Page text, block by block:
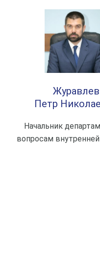
Журавлев
Петр
Начальник
вопросам